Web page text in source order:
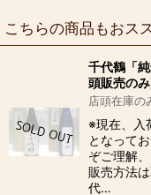
こちらの商品もおス
千代鶴「
頭販売の
店頭在庫の
※現在、入
となって
ぞご理解
販売方法
代…